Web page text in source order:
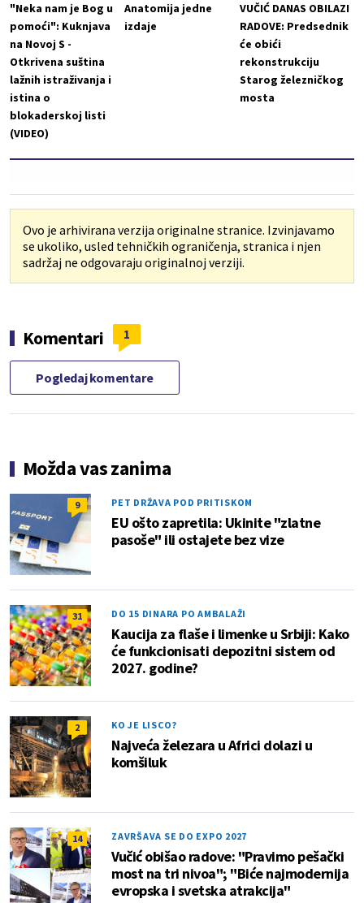
"Neka nam je Bog u
pomoći": Kuknjava
na Novoj S -
Otkrivena suština
lažnih istraživanja i
istina o
blokaderskoj listi
(VIDEO)
Anatomija jedne
izdaje
VUČIĆ DANAS OBILAZI
RADOVE: Predsednik
će obići
rekonstrukciju
Starog železničkog
mosta
Ovo je arhivirana verzija originalne stranice. Izvinjavamo
se ukoliko, usled tehničkih ograničenja, stranica i njen
sadržaj ne odgovaraju originalnoj verziji.
Komentari 1
Pogledaj komentare
Možda vas zanima
9 PET DRŽAVA POD PRITISKOM
EU ošto zapretila: Ukinite "zlatne
pasoše" ili ostajete bez vize
31 DO 15 DINARA PO AMBALAŽI
Kaucija za flaše i limenke u Srbiji: Kako
će funkcionisati depozitni sistem od
2027. godine?
2 KO JE LISCO?
Najveća železara u Africi dolazi u
komšiluk
14 ZAVRŠAVA SE DO EXPO 2027
Vučić obišao radove: "Pravimo pešački
most na tri nivoa"; "Biće najmodernija
evropska i svetska atrakcija"